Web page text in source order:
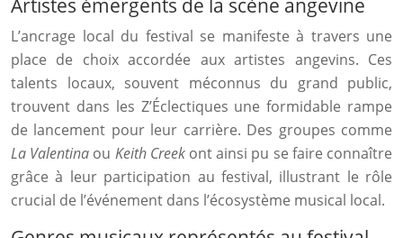
Artistes émergents de la scène angevine
L’ancrage local du festival se manifeste à travers une
place de choix accordée aux artistes angevins. Ces
talents locaux, souvent méconnus du grand public,
trouvent dans les Z’Éclectiques une formidable rampe
de lancement pour leur carrière. Des groupes comme
La Valentina ou Keith Creek ont ainsi pu se faire connaître
grâce à leur participation au festival, illustrant le rôle
crucial de l’événement dans l’écosystème musical local.